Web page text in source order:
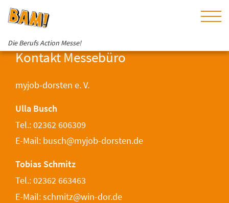
Die Berufs Action Messe!
Kontakt Messebüro
myjob-dorsten e. V.
Ulla Busch
Tel.: 02362 606309
E-Mail: busch@myjob-dorsten.de
Tobias Schmitz
Tel.: 02362 663463
E-Mail: schmitz@win-dor.de